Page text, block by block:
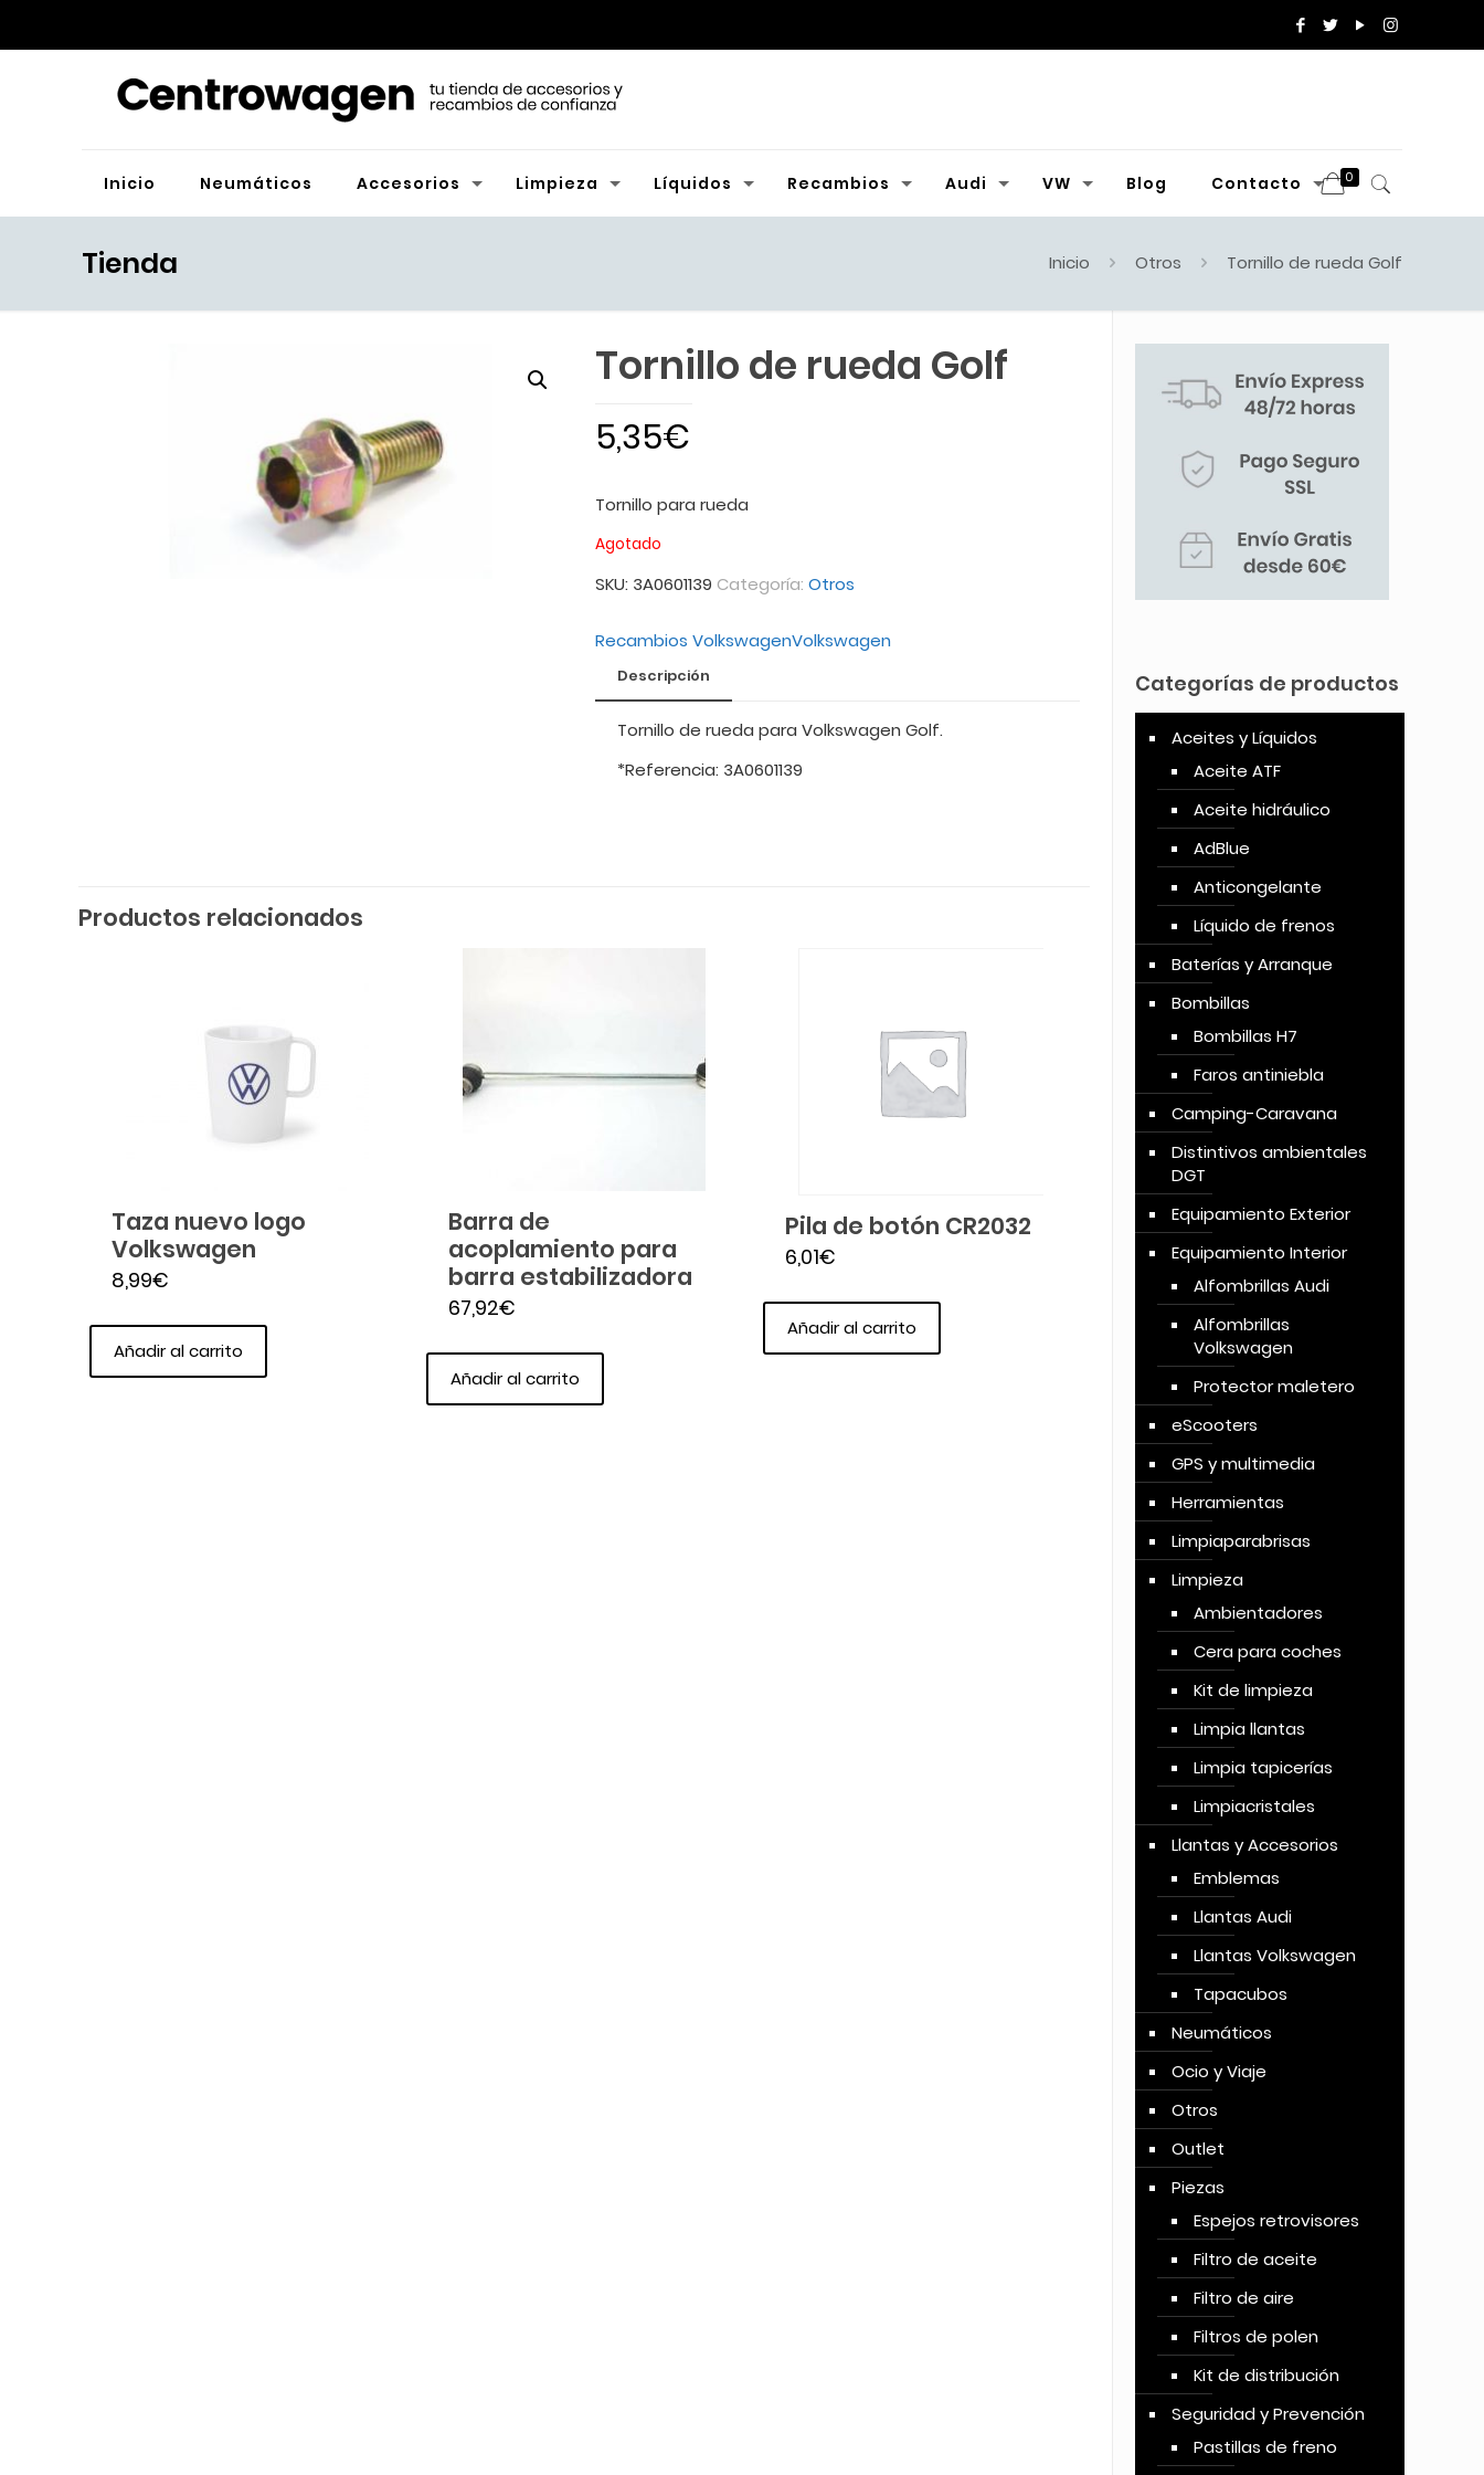
Inicio Neumáticos Accesorios Limpieza Líquidos Recambios Audi VW Blog Contacto 0
Tienda Inicio Otros Tornillo de rueda Golf
Tornillo de rueda Golf
5,35€
Tornillo para rueda
Agotado
SKU: 3A0601139 Categoría: Otros
Recambios VolkswagenVolkswagen
Descripción
Tornillo de rueda para Volkswagen Golf.
*Referencia: 3A0601139
Productos relacionados
Taza nuevo logo
Volkswagen
8,99€
Añadir al carrito
Barra de
acoplamiento para
barra estabilizadora
67,92€
Añadir al carrito
Pila de botón CR2032
6,01€
Añadir al carrito
Categorías de productos
Aceites y Líquidos
Aceite ATF
Aceite hidráulico
AdBlue
Anticongelante
Líquido de frenos
Baterías y Arranque
Bombillas
Bombillas H7
Faros antiniebla
Camping-Caravana
Distintivos ambientales
DGT
Equipamiento Exterior
Equipamiento Interior
Alfombrillas Audi
Alfombrillas
Volkswagen
Protector maletero
eScooters
GPS y multimedia
Herramientas
Limpiaparabrisas
Limpieza
Ambientadores
Cera para coches
Kit de limpieza
Limpia llantas
Limpia tapicerías
Limpiacristales
Llantas y Accesorios
Emblemas
Llantas Audi
Llantas Volkswagen
Tapacubos
Neumáticos
Ocio y Viaje
Otros
Outlet
Piezas
Espejos retrovisores
Filtro de aceite
Filtro de aire
Filtros de polen
Kit de distribución
Seguridad y Prevención
Pastillas de freno